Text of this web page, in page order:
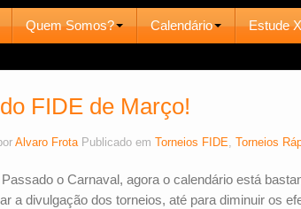
Quem Somos? Calendário Estude
FIDE de Março!
Alvaro Frota Publicado em Torneios FIDE, Torneios
o Carnaval, agora o calendário está
a divulgação dos torneios, até para diminuir os